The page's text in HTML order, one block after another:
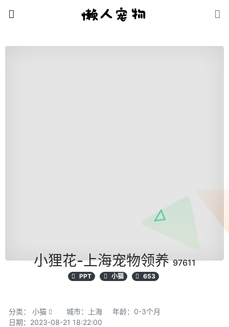
小狸花-上海宠物领养97611
PPT 小猫 653
分类： 小猫 城市：上海
年龄：0-3个月
日期：2023-08-21 18:22:00